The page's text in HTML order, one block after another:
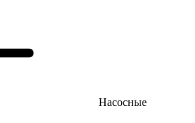
Насосные